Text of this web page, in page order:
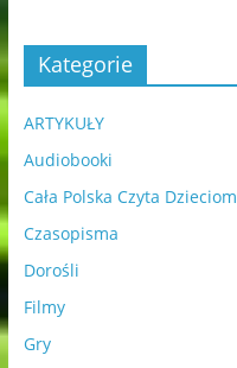
Kategorie
ARTYKUŁY
Audiobooki
Cała Polska Czyta Dzieciom
Czasopisma
Dorośli
Filmy
Gry